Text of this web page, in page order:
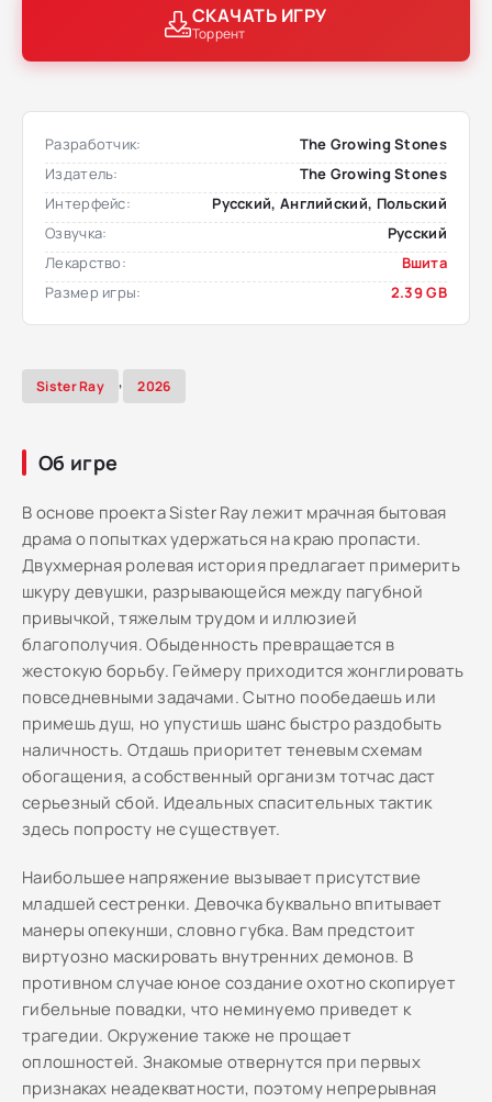
СКАЧАТЬ ИГРУ
Торрент
Разработчик:
The Growing Stones
Издатель:
The Growing Stones
Интерфейс:
Русский, Английский, Польский
Озвучка:
Русский
Лекарство:
Вшита
Размер игры:
2.39 GB
Sister Ray , 2026
Об игре
В основе проекта Sister Ray лежит мрачная бытовая
драма о попытках удержаться на краю пропасти.
Двухмерная ролевая история предлагает примерить
шкуру девушки, разрывающейся между пагубной
привычкой, тяжелым трудом и иллюзией
благополучия. Обыденность превращается в
жестокую борьбу. Геймеру приходится жонглировать
повседневными задачами. Сытно пообедаешь или
примешь душ, но упустишь шанс быстро раздобыть
наличность. Отдашь приоритет теневым схемам
обогащения, а собственный организм тотчас даст
серьезный сбой. Идеальных спасительных тактик
здесь попросту не существует.
Наибольшее напряжение вызывает присутствие
младшей сестренки. Девочка буквально впитывает
манеры опекунши, словно губка. Вам предстоит
виртуозно маскировать внутренних демонов. В
противном случае юное создание охотно скопирует
гибельные повадки, что неминуемо приведет к
трагедии. Окружение также не прощает
оплошностей. Знакомые отвернутся при первых
признаках неадекватности, поэтому непрерывная